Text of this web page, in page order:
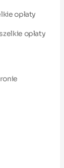
opłaty
opłaty